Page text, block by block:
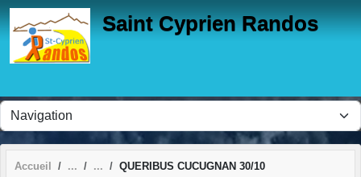
Saint Cyprien Randos
Accueil QUERIBUS CUCUGNAN 30/10
Panneau de gestion des cookies